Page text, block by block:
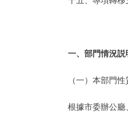
一、部門情況説
（一）本部門性
根據市委辦公廳、